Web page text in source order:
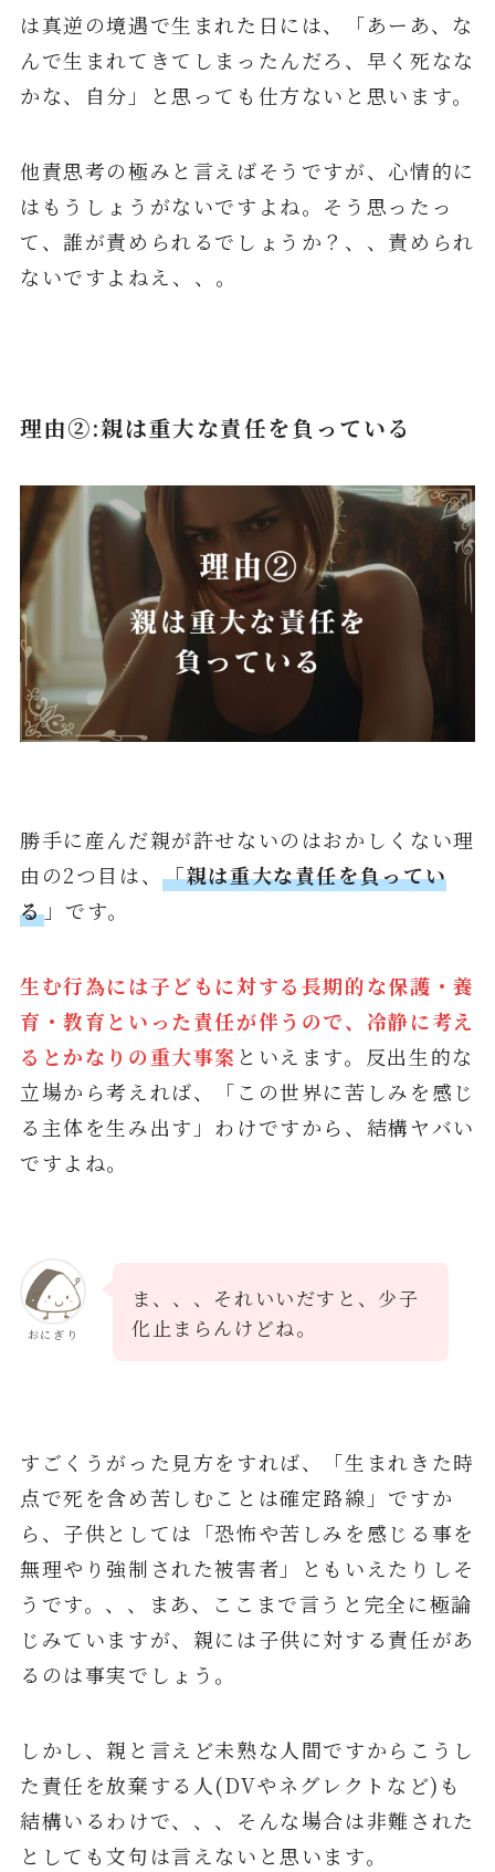
は真逆の境遇で生まれた日には、「あーあ、な
んで生まれてきてしまったんだろ、早く死なな
かな、自分」と思っても仕方ないと思います。
他責思考の極みと言えばそうですが、心情的に
はもうしょうがないですよね。そう思ったっ
て、誰が責められるでしょうか？、、責められ
ないですよねえ、、。
理由②:親は重大な責任を負っている
勝手に産んだ親が許せないのはおかしくない理
由の2つ目は、「親は重大な責任を負ってい
る」です。
生む行為には子どもに対する長期的な保護・養
育・教育といった責任が伴うので、冷静に考え
るとかなりの重大事案 といえます。反出生的な
立場から考えれば、「この世界に苦しみを感じ
る主体を生み出す」わけですから、結構ヤバい
ですよね。
おにぎり
ま、、、それいいだすと、少子
化止まらんけどね。
すごくうがった見方をすれば、「生まれきた時
点で死を含め苦しむことは確定路線」ですか
ら、子供としては「恐怖や苦しみを感じる事を
無理やり強制された被害者」ともいえたりしそ
うです。、、まあ、ここまで言うと完全に極論
じみていますが、親には子供に対する責任があ
るのは事実でしょう。
しかし、親と言えど未熟な人間ですからこうし
た責任を放棄する人(DVやネグレクトなど)も
結構いるわけで、、、そんな場合は非難された
としても文句は言えないと思います。